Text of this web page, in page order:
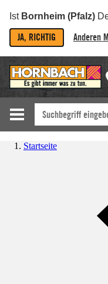
Ist Bornheim (Pfalz)
JA, RICHTIG Anderen
Startseite